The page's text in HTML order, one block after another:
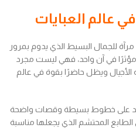
عالم العبايات
مرآة للجمال البسيط الذي يدوم بمرور
في آن واحد، فهي ليست مجرد
الأجيال ويظل حاضرًا بقوة في عالم
على خطوط بسيطة وقصات واضحة
المحتشم الذي يجعلها مناسبة